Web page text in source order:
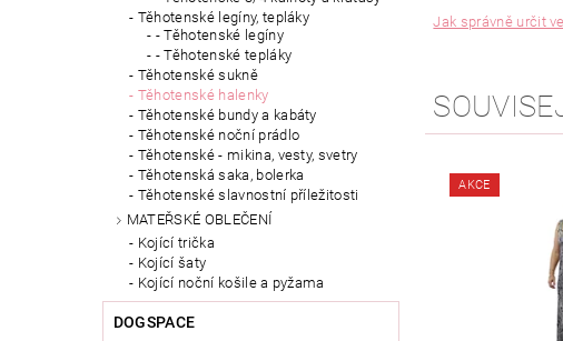
Těhotenské legíny, tepláky
- Těhotenské legíny
- Těhotenské tepláky
Těhotenské sukně
Těhotenské halenky
Těhotenské bundy a kabáty
Těhotenské noční prádlo
Těhotenské - mikina, vesty, svetry
Těhotenská saka, bolerka
Těhotenské slavnostní příležitosti
MATEŘSKÉ OBLEČENÍ
Kojící trička
Kojící šaty
Kojící noční košile a pyžama
DOGSPACE
Jak správně určit
AKCE